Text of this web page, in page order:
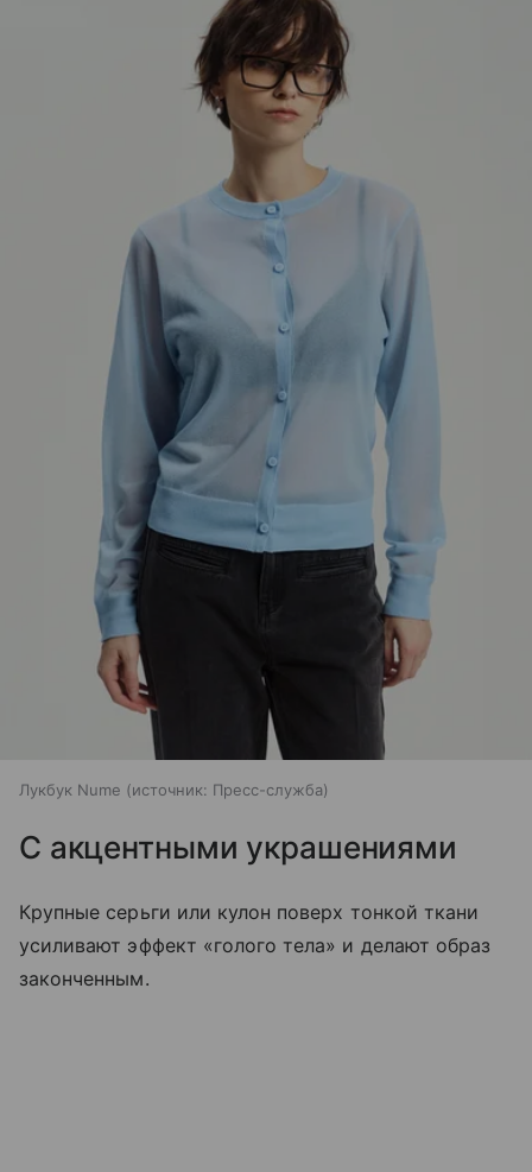
Лукбук Nume источник: Пресс-служба
С акцентными украшениями
Крупные серьги или кулон поверх тонкой ткани
усиливают эффект «голого тела» и делают образ
законченным.